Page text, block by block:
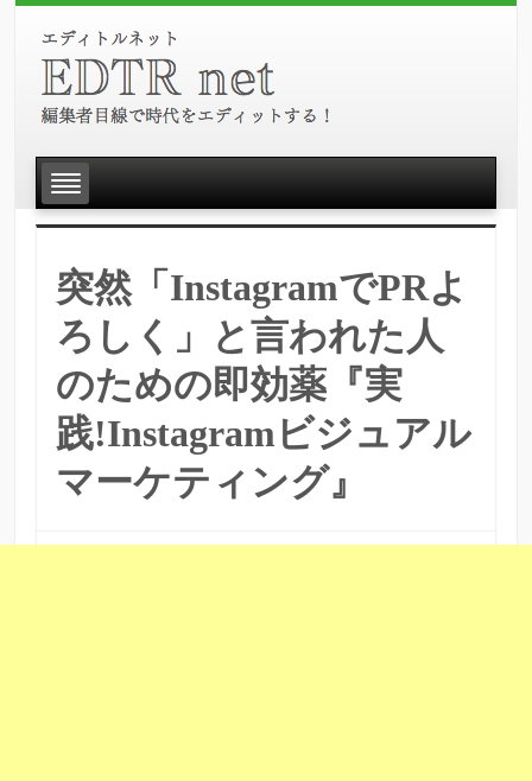
突然「InstagramでPRよ
ろしく」と言われた人
のための即効薬『実
践!Instagramビジュアル
マーケティング』